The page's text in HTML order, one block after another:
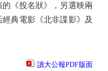
《投名狀》，另選映兩
典電影《北非諜影》及
讀大公報PDF版面